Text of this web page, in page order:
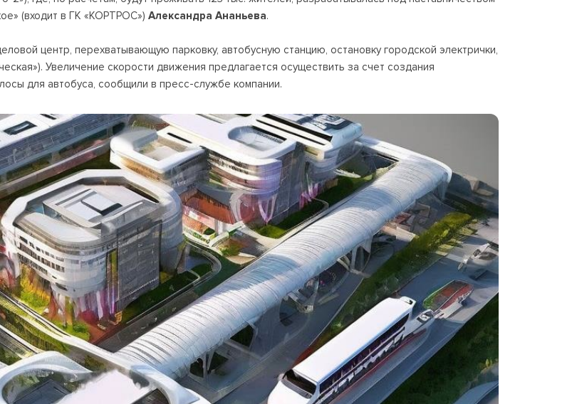
(входит в ГК «КОРТРОС») Александра Ананьева.
центр, перехватывающую парковку, автобусную станцию, остановку городской электрички,
Увеличение скорости движения предлагается осуществить за счет создания
для автобуса, сообщили в пресс-службе компании.